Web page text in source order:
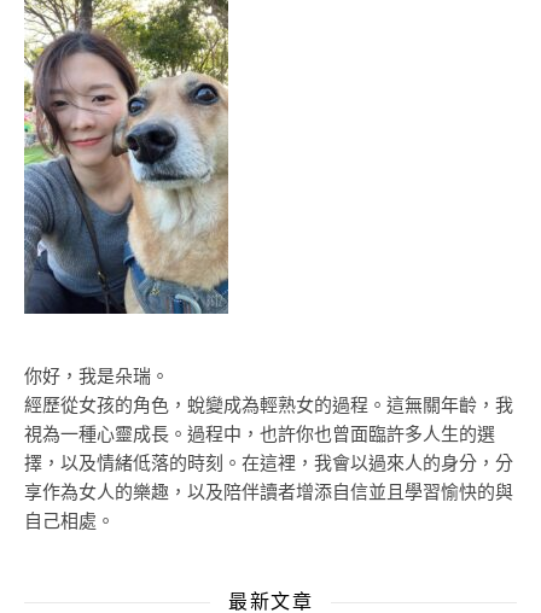
你好，我是朵瑞。
經歷從女孩的角色，蛻變成為輕熟女的過程。這無關年齡，我
視為一種心靈成長。過程中，也許你也曾面臨許多人生的選
擇，以及情緒低落的時刻。在這裡，我會以過來人的身分，分
享作為女人的樂趣，以及陪伴讀者增添自信並且學習愉快的與
自己相處。
最新文章